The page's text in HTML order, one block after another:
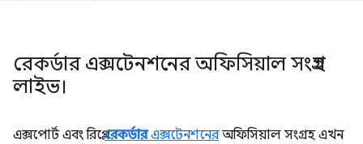
রেকর্ডার এক্সটেনশনের অফিসিয়াল সংগ্রহ
লাইভ।
এক্সপোর্ট এবং রিপ্লেরেকর্ডারএক্সটেনশনেরঅফিসিয়াল সংগ্রহ এখন